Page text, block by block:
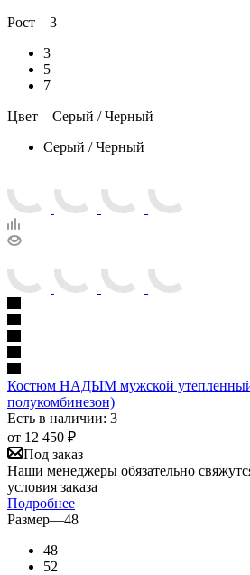
Рост—3
3
5
7
Цвет—Серый / Черный
Серый / Черный
Костюм НАДЫМ мужской утепленный
полукомбинезон)
Есть в наличии: 3
от 12 450 ₽
Под заказ
Наши менеджеры обязательно
условия заказа
Подробнее
Размер—48
48
52